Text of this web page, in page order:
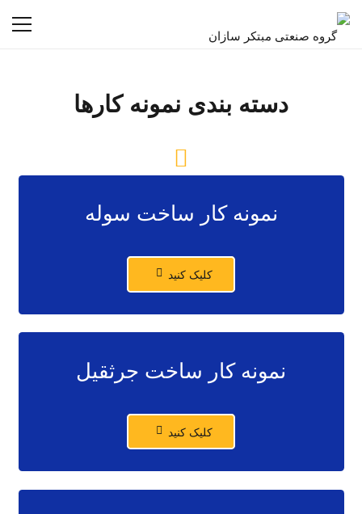
دسته بندی نمونه کارها
نمونه کار ساخت سوله
کلیک کنید
نمونه کار ساخت جرثقیل
کلیک کنید